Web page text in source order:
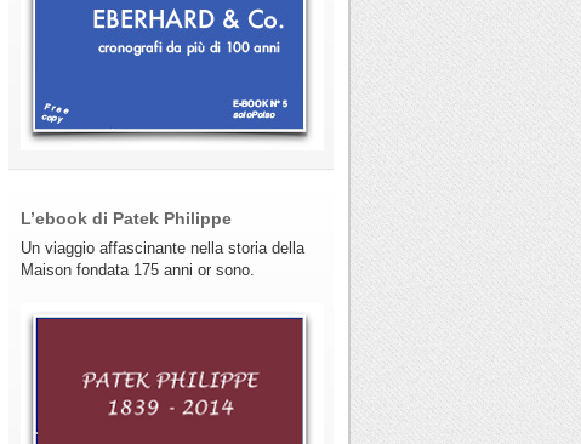
L’ebook di Patek Philippe
Un viaggio affascinante nella storia della
Maison fondata 175 anni or sono.